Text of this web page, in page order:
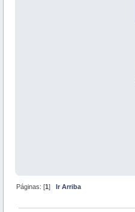
Páginas: [1]Ir Arriba